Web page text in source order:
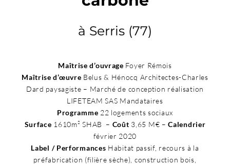
à Serris (77)
Maîtrise d’ouvrage Foyer Rémois
Maîtrise d’œuvre Belus & Hénocq Architectes-Charles
Dard paysagiste – Marché de conception réalisation
LIFETEAM SAS Mandataires
Programme 22 logements sociaux
Surface 1610m² SHAB – Coût 3,65 M€ –Calendrier
février 2020
Label / Performances Habitat passif, recours à la
préfabrication (filière sèche), construction bois,